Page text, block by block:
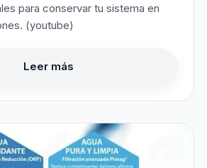
para conservar tu sistema en
(youtube)
Leer más